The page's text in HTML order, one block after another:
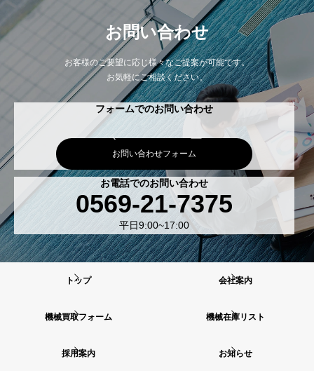
お問い合わせ
お客様のご要望に応じ様々なご提案が可能です。
お気軽にご相談ください。
フォームでのお問い合わせ
お問い合わせフォーム
お電話でのお問い合わせ
0569-21-7375
平日9:00~17:00
トップ 会社案内
機械買取フォーム 機械在庫リスト
採用案内 お知らせ